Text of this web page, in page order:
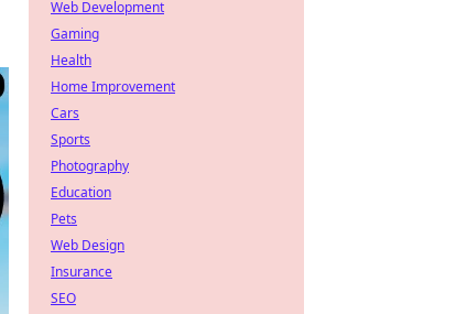
Web Development
Gaming
Health
Home Improvement
Cars
Sports
Photography
Education
Pets
Web Design
Insurance
SEO